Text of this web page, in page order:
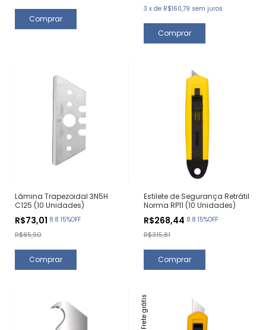
3 x de R$160,79 sem juros
Lâmina Trapezoidal 3N5H
C125 (10 Unidades)
R$73,01 8.8 15%OFF
R$85,90
Estilete de Segurança Retrátil
Norma RP11 (10 Unidades)
R$268,44 8.8 15%OFF
R$315,81
Frete grátis